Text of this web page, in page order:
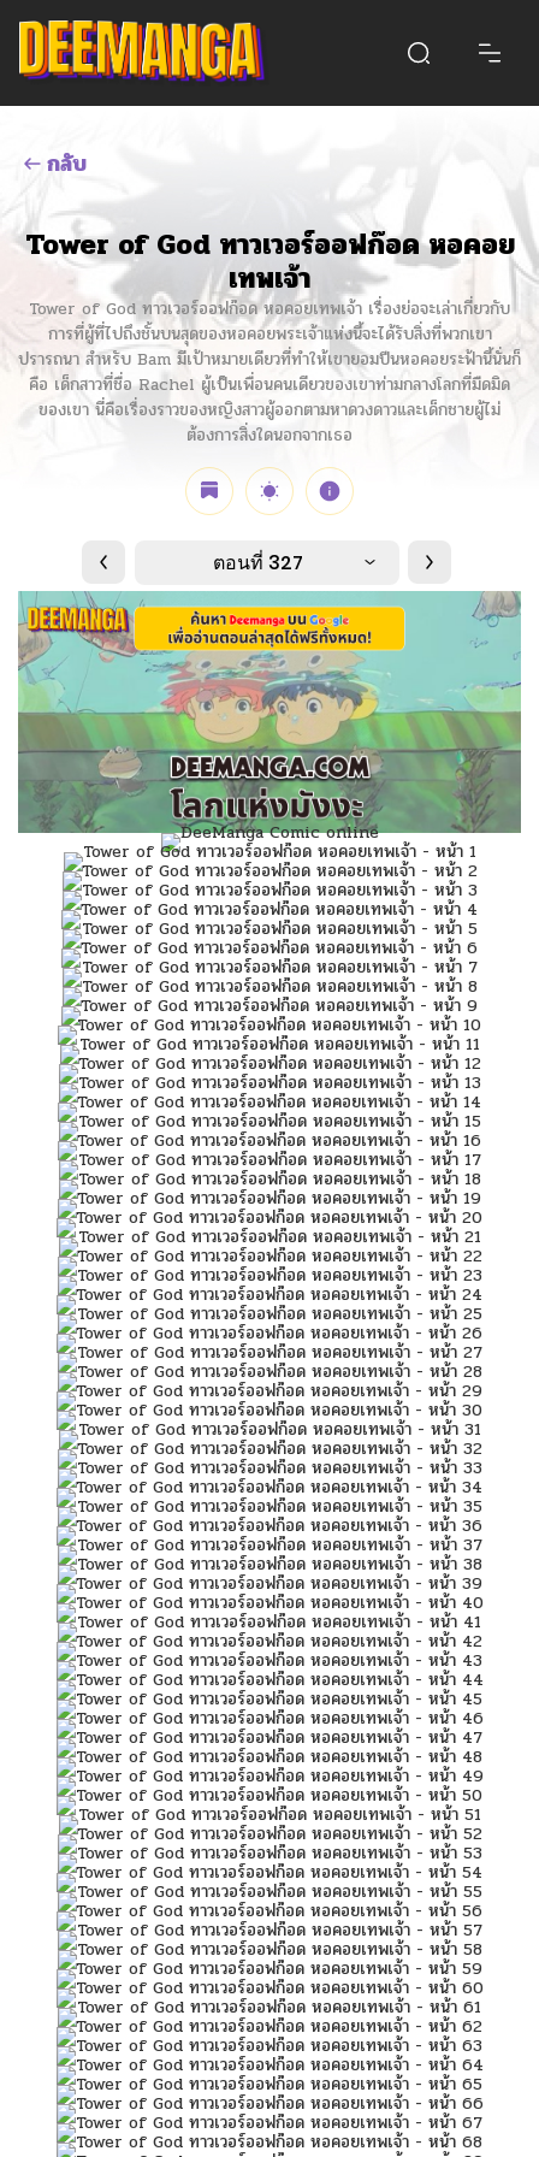
กลับ
Tower of God ทาวเวอร์ออฟก๊อด หอคอย
เทพเจ้า
Tower of God ทาวเวอร์ออฟก๊อด หอคอยเทพเจ้า เรื่องย่อจะเล่าเกี่ยวกับ
การที่ผู้ที่ไปถึงชั้นบนสุดของหอคอยพระเจ้าแห่งนี้จะได้รับสิ่งที่พวกเขา
ปรารถนา สำหรับ Bam มีเป้าหมายเดียวที่ทำให้เขายอมปีนหอคอยระฟ้านี้นั่นก็
คือ เด็กสาวที่ชื่อ Rachel ผู้เป็นเพื่อนคนเดียวของเขาท่ามกลางโลกที่มืดมิด
ของเขา นี่คือเรื่องราวของหญิงสาวผู้ออกตามหาดวงดาวและเด็กชายผู้ไม่
ต้องการสิ่งใดนอกจากเธอ
ตอนที่ 327